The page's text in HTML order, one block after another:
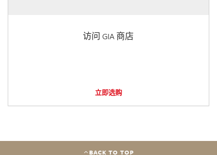
访问 GIA 商店
立即选购
BACK TO TOP